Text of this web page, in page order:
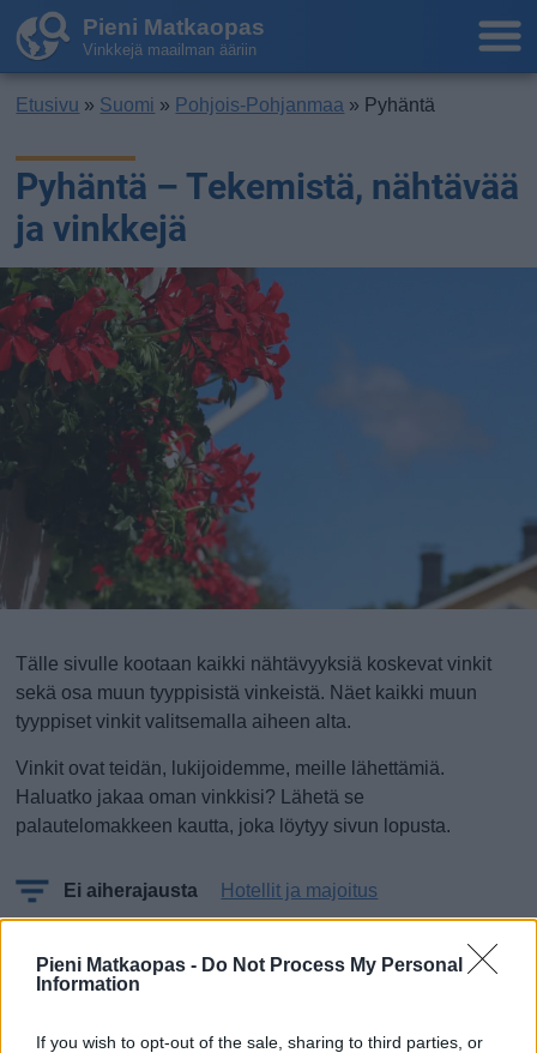
Pieni Matkaopas - Do Not Process My Personal
Information
If you wish to opt-out of the sale, sharing to third parties, or
Pieni Matkaopas
Vinkkejä maailman ääriin
Etusivu » Suomi » Pohjois-Pohjanmaa » Pyhäntä
Pyhäntä – Tekemistä, nähtävää
ja vinkkejä
Tälle sivulle kootaan kaikki nähtävyyksiä koskevat vinkit
sekä osa muun tyyppisistä vinkeistä. Näet kaikki muun
tyyppiset vinkit valitsemalla aiheen alta.
Vinkit ovat teidän, lukijoidemme, meille lähettämiä.
Haluatko jakaa oman vinkkisi? Lähetä se
palautelomakkeen kautta, joka löytyy sivun lopusta.
Ei aiherajausta Hotellit ja majoitus
Mitä, ei vielä vinkkejä!?